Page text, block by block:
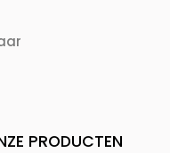
PRODUCTEN